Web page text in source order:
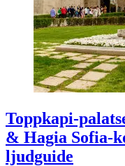
Toppkapi-
& Hagia Sofia-
ljudguide